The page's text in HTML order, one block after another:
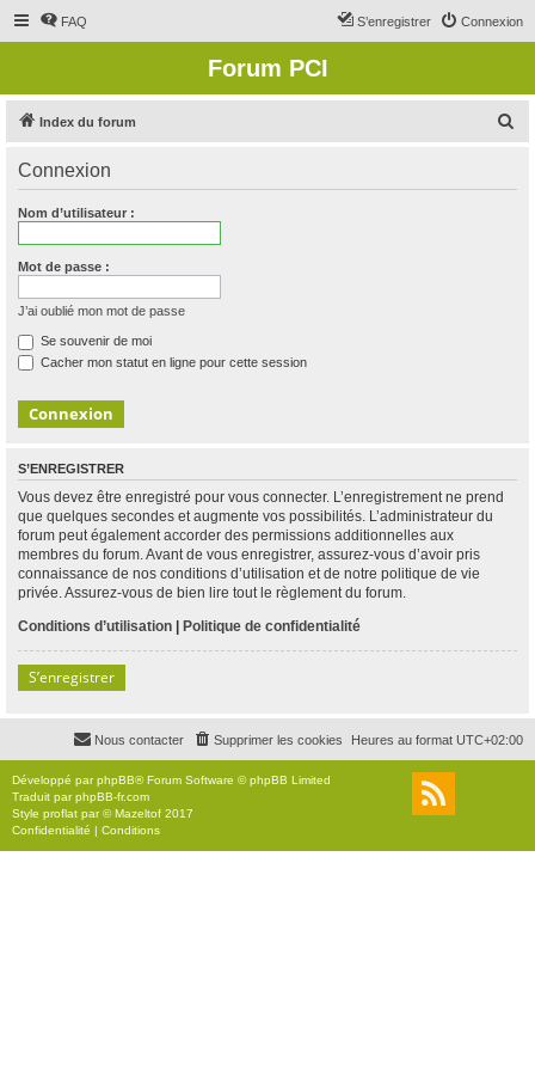
FAQ Connexion
S’enregistrer
Forum PCI
Index du forum
Connexion
Nom d’utilisateur :
Mot de passe :
J’ai oublié mon mot de passe
Se souvenir de moi
Cacher mon statut en ligne pour cette session
S’ENREGISTRER
Vous devez être enregistré pour vous connecter. L’enregistrement ne prend
que quelques secondes et augmente vos possibilités. L’administrateur du
forum peut également accorder des permissions additionnelles aux
membres du forum. Avant de vous enregistrer, assurez-vous d’avoir pris
connaissance de nos conditions d’utilisation et de notre politique de vie
privée. Assurez-vous de bien lire tout le règlement du forum.
Conditions d’utilisation | Politique de confidentialité
S’enregistrer
Heures au format UTC+02:00
Supprimer les cookies
Nous contacter
Développé parphpBB® Forum Software © phpBB Limited
Traduit parphpBB-fr.com
Style proflat par ©Mazeltof 2017
Confidentialité | Conditions